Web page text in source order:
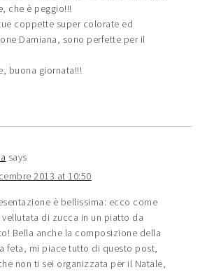
che è peggio!!!
coppette super colorate ed
Damiana, sono perfette per il
buona giornata!!!
says
2013 at 10:50
è bellissima: ecco come
di zucca in un piatto da
Bella anche la composizione della
feta, mi piace tutto di questo post,
non ti sei organizzata per il Natale,